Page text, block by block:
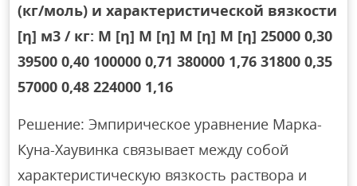
(кг/моль) и характеристической вязкости
[η] м3 / кг: М [η] М [η] М [η] М [η] 25000 0,30
39500 0,40 100000 0,71 380000 1,76 31800 0,35
57000 0,48 224000 1,16
Решение: Эмпирическое уравнение Марка-
Куна-Хаувинка связывает между собой
характеристическую вязкость раствора и